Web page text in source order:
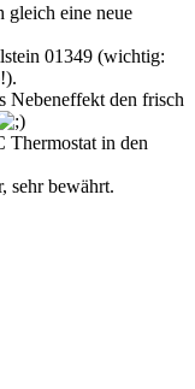
gleich eine neue
01349 (wichtig:
Nebeneffekt den frisch
Thermostat in den
sehr bewährt.